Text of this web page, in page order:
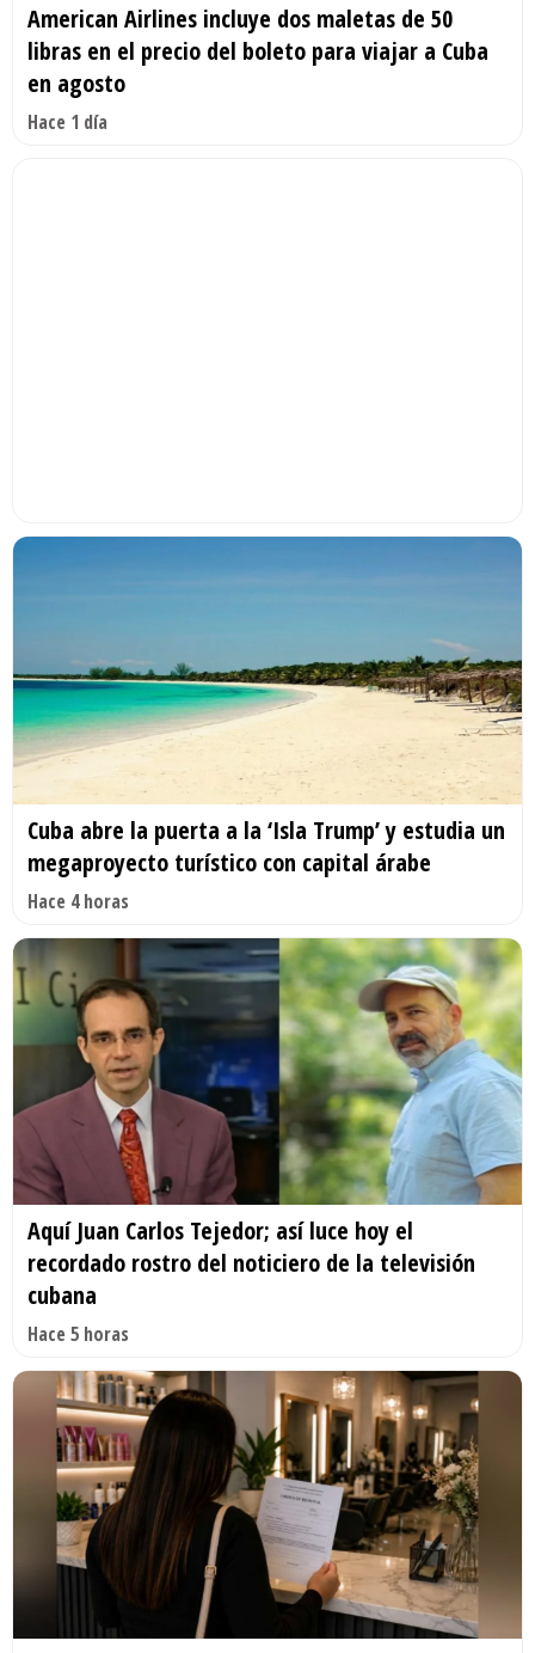
American Airlines incluye dos maletas de 50
libras en el precio del boleto para viajar a Cuba
en agosto
Hace 1 día
Cuba abre la puerta a la ‘Isla Trump’ y estudia un
megaproyecto turístico con capital árabe
Hace 4 horas
Aquí Juan Carlos Tejedor; así luce hoy el
recordado rostro del noticiero de la televisión
cubana
Hace 5 horas